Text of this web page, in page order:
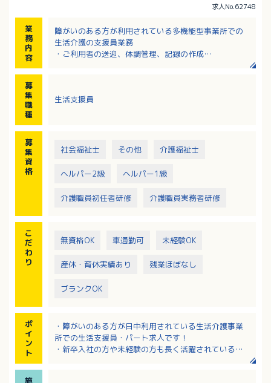
求人No.62748
業
務
内
容
障がいのある方が利用されている多機能型事業所での
生活介護の支援員業務
・ご利用者の送迎、体調管理、記録の作成
・外出行事などの季節の行事をご利用者と一緒に楽し
募
集
職
種
生活支援員
募
集
資
格
社会福祉士 その他 介護福祉士
ヘルパー2級 ヘルパー1級
介護職員初任者研修 介護職員実務者研修
こ
だ
わ
り
無資格OK 車通勤可 未経験OK
産休・育休実績あり 残業ほぼなし
ブランクOK
ポ
イ
ン
ト
・障がいのある方が日中利用されている生活介護事業
所での生活支援員・パート求人です！
・新卒入社の方や未経験の方も長く活躍されている法
施